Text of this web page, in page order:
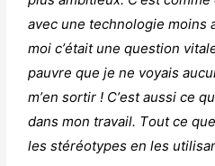
avec une technologie moins
moi c’était une question
pauvre que je ne voyais
m’en sortir ! C’est aussi ce
dans mon travail. Tout ce
les stéréotypes en les